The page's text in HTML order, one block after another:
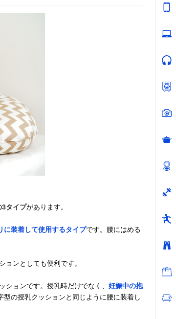
3タイプがあります。
に装着して使用するタイプです。腰にはめる
ョンとしても便利です。
ョンです。授乳時だけでなく、 妊娠中の抱
の授乳クッションと同じように腰に装着し